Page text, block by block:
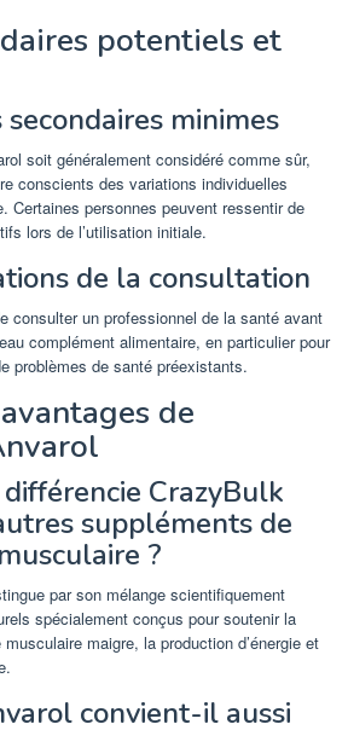
potentiels et
minimes
soit généralement considéré comme sûr,
conscients des variations individuelles
Certaines personnes peuvent ressentir de
lors de l’utilisation initiale.
de la consultation
consulter un professionnel de la santé avant
complément alimentaire, en particulier pour
problèmes de santé préexistants.
de
différencie CrazyBulk
suppléments de
?
par son mélange scientifiquement
spécialement conçus pour soutenir la
maigre, la production d’énergie et
convient-il aussi